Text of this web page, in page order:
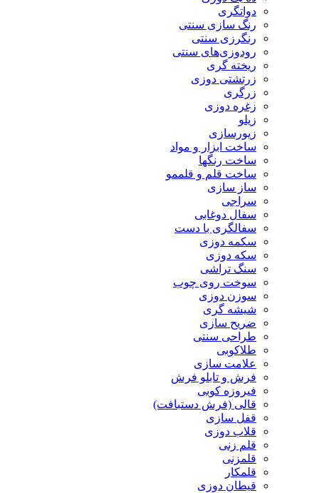
دواتگری
رنگ سازی سنتی
رنگرزی سنتی
رودوزی‌های سنتی
ریخته گری
زرتشتی دوزی
زرگری
زغره دوزی
زیلو
زیورسازی
ساخت ابزار و مواد
ساخت رنگها
ساخت قلم و قلممو
ساز سازی
سراجی
سفال دوغابی
سفالگری با دست
سکمه دوزی
سکه دوزی
سنگ تراشی
سوخت روی چوب
سوزن دوزی
شیشه گری
ضریح سازی
طراحی سنتی
طلاکوبی
علامت سازی
فرش و تابلو فرش
فیروزه کوبی
قالی (فرش دستبافت)
قفل سازی
قلاب دوزی
قلم زنی
قلمزنی
قلمکار
قیطان دوزی